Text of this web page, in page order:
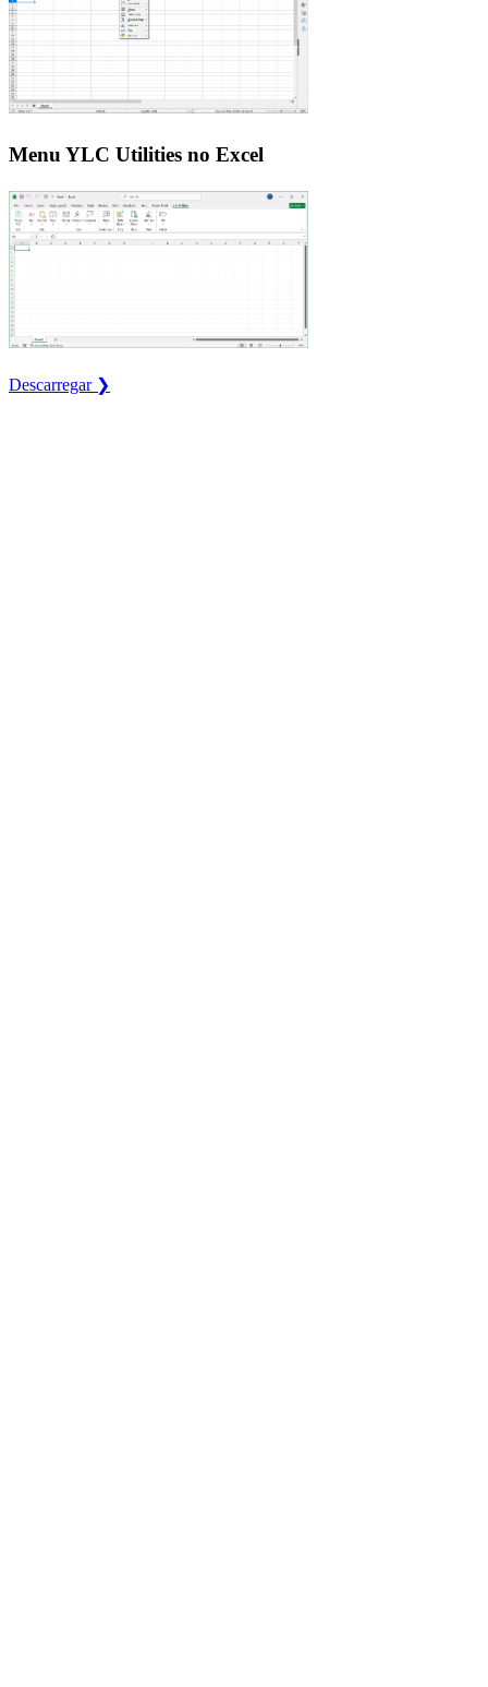
Menu YLC Utilities no Excel
Descarregar ❯